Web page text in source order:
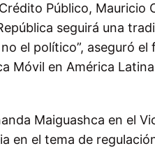
Público, Mauricio
seguirá una
el político”, aseguró el
Móvil en América
Maiguashca en el
en el tema de